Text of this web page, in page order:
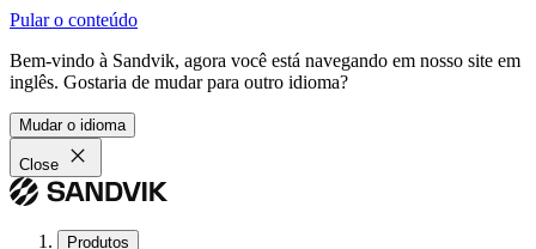
Pular o conteúdo
Bem-vindo à Sandvik, agora você está navegando em nosso site em
inglês. Gostaria de mudar para outro idioma?
Mudar o idioma
Close
Produtos